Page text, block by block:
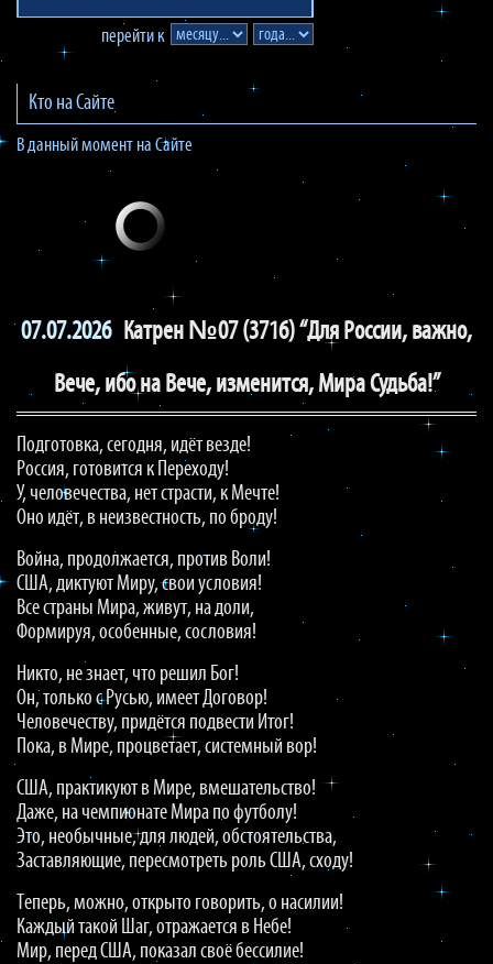
перейти к
Кто на Сайте
В данный момент на Сайте
07.07.2026 Катрен №07 (3716) “Для России, важно,
Вече, ибо на Вече, изменится, Мира Судьба!”
Подготовка, сегодня, идёт везде!
Россия, готовится к Переходу!
У, человечества, нет страсти, к Мечте!
Оно идёт, в неизвестность, по броду!
Война, продолжается, против Воли!
США, диктуют Миру, свои условия!
Все страны Мира, живут, на доли,
Формируя, особенные, сословия!
Никто, не знает, что решил Бог!
Он, только с Русью, имеет Договор!
Человечеству, придётся подвести Итог!
Пока, в Мире, процветает, системный вор!
США, практикуют в Мире, вмешательство!
Даже, на чемпионате Мира по футболу!
Это, необычные, для людей, обстоятельства,
Заставляющие, пересмотреть роль США, сходу!
Теперь, можно, открыто говорить, о насилии!
Каждый такой Шаг, отражается в Небе!
Мир, перед США, показал своё бессилие!